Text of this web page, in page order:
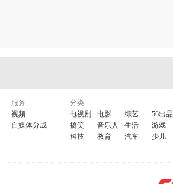
服务
视频
自媒体分成
分类
电视剧
电影 综艺 56出品
搞笑
音乐人 生活 游戏
科技
教育 汽车 少儿